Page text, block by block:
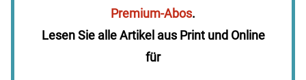
Premium-Abos.
Lesen Sie alle Artikel aus Print und Online
für